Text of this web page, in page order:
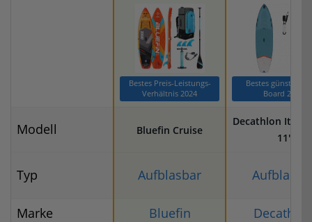
Bestes Preis-Leistungs-
Verhältnis 2024
Bestes günstiges
Board 2024
Modell Bluefin Cruise
Decathlon Itiwit
11′
Typ Aufblasbar
Marke Bluefin